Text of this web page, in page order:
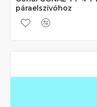
páraelszívóhoz